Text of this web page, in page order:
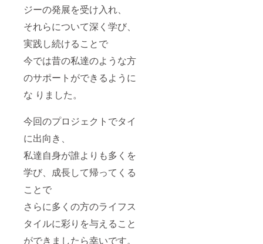
ジーの発展を受け入れ、
それらについて深く学び、
実践し続けることで
今では昔の私達のような方
のサポートができるように
な りました。
今回のプロジェクトでタイ
に出向き、
私達自身が誰よりも多くを
学び、成長して帰ってくる
ことで
さらに多くの方のライフス
タイルに彩りを与えること
ができましたら幸いです。